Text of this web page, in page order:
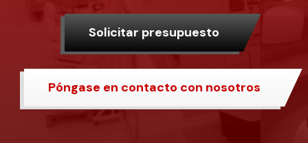
Solicitar presupuesto
Póngase en contacto con nosotros